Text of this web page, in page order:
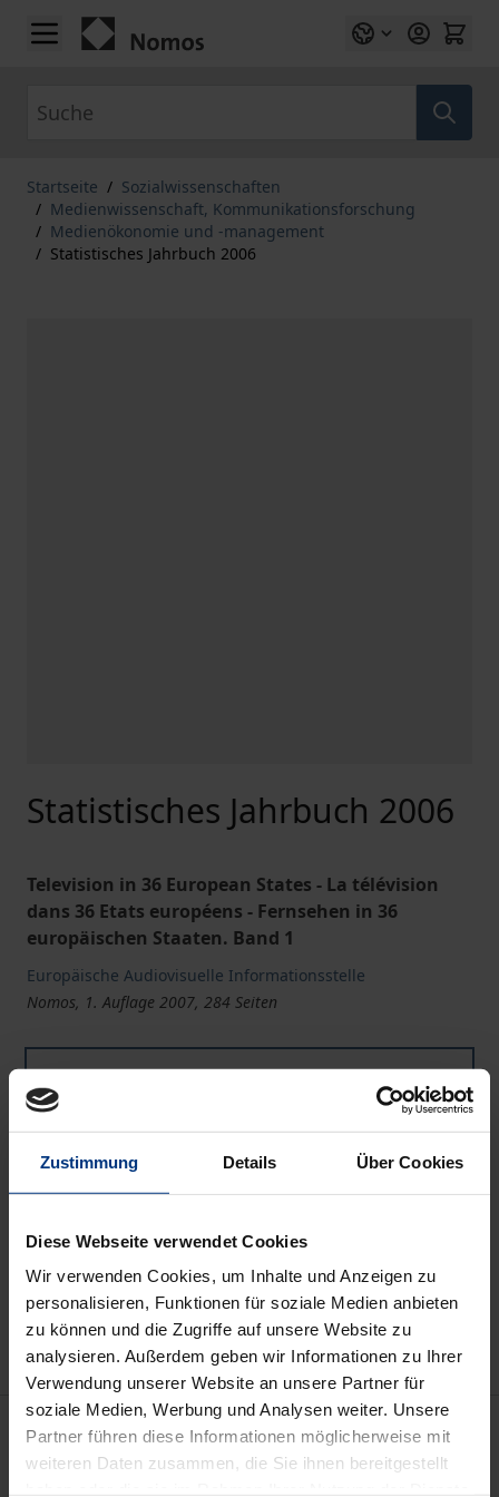
Zustimmung Details Über Cookies
Diese Webseite verwendet Cookies
Wir verwenden Cookies, um Inhalte und Anzeigen zu
personalisieren, Funktionen für soziale Medien anbieten
zu können und die Zugriffe auf unsere Website zu
analysieren. Außerdem geben wir Informationen zu Ihrer
Verwendung unserer Website an unsere Partner für
soziale Medien, Werbung und Analysen weiter. Unsere
Partner führen diese Informationen möglicherweise mit
weiteren Daten zusammen, die Sie ihnen bereitgestellt
Zum Inhalt springen
Startseite / Sozialwissenschaften
/ Medienwissenschaft, Kommunikationsforschung
/ Medienökonomie und -management
/ Statistisches Jahrbuch 2006
Statistisches Jahrbuch 2006
Television in 36 European States - La télévision
dans 36 Etats européens - Fernsehen in 36
europäischen Staaten. Band 1
Europäische Audiovisuelle Informationsstelle
Nomos, 1. Auflage 2007, 284 Seiten
Buch
125,00 €
ISBN 978-3-8329-9955-1
Nicht lieferbar
In den Warenkorb
Zur Wunschliste hinzufügen
Hinweise zu Versandkosten
Beschreibung